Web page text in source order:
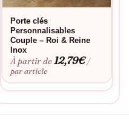
Porte clés
Personnalisables
Couple – Roi & Reine
Inox
À partir de12,79€ /
par article